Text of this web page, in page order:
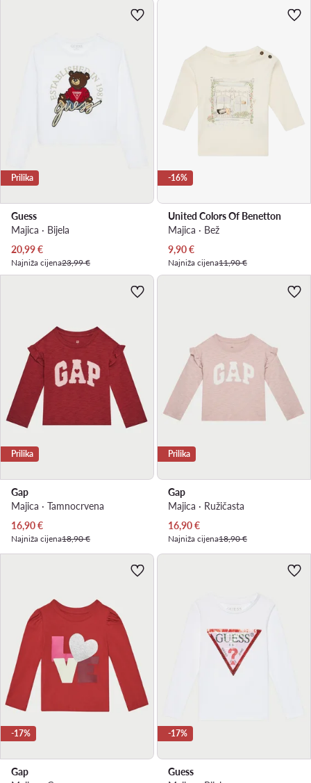
Prilika
Guess
Majica · Bijela
Trenutna cijena
20,99€
Najniža cijena23,99 €
-16%
United Colors Of Benetton
Majica · Bež
Trenutna cijena
9,90€
Najniža cijena11,90 €
Prilika
Gap
Majica · Tamnocrvena
Trenutna cijena
16,90€
Najniža cijena18,90 €
Prilika
Gap
Majica · Ružičasta
Trenutna cijena
16,90€
Najniža cijena18,90 €
-17%
Gap
-17%
Guess